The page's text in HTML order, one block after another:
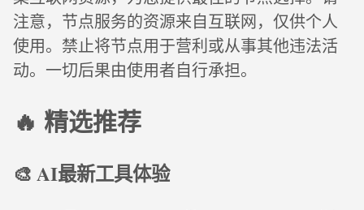
注意，节点服务的资源来自互联网，仅供个人
使用。禁止将节点用于营利或从事其他违法活
动。一切后果由使用者自行承担。
🔥 精选推荐
🎨 AI最新工具体验